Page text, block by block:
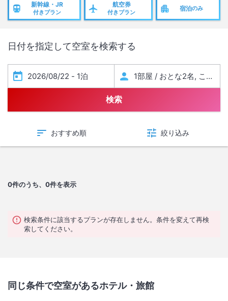
新幹線・JR
付きプラン
航空券
付きプラン
宿泊のみ
日付を指定して空室を検索する
検索
おすすめ順 絞り込み
0件のうち、0件を表示
検索条件に該当するプランが存在しません。条件を変えて再検
索してください。
同じ条件で空室があるホテル・旅館